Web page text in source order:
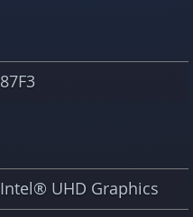
87F3
Intel® UHD Graphics